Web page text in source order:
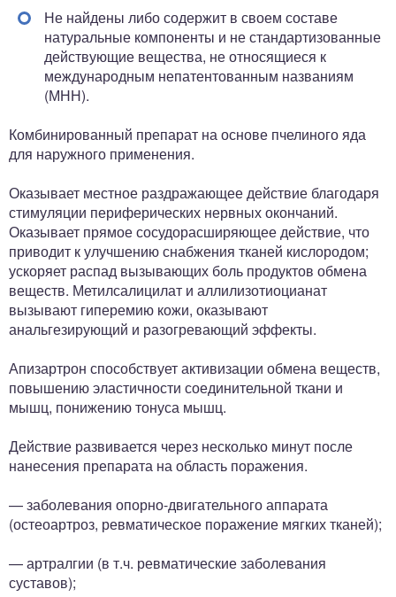
Не найдены либо содержит в своем составе
натуральные компоненты и не стандартизованные
действующие вещества, не относящиеся к
международным непатентованным названиям
(МНН).
Комбинированный препарат на основе пчелиного яда
для наружного применения.
Оказывает местное раздражающее действие благодаря
стимуляции периферических нервных окончаний.
Оказывает прямое сосудорасширяющее действие, что
приводит к улучшению снабжения тканей кислородом;
ускоряет распад вызывающих боль продуктов обмена
веществ. Метилсалицилат и аллилизотиоцианат
вызывают гиперемию кожи, оказывают
анальгезирующий и разогревающий эффекты.
Апизартрон способствует активизации обмена веществ,
повышению эластичности соединительной ткани и
мышц, понижению тонуса мышц.
Действие развивается через несколько минут после
нанесения препарата на область поражения.
— заболевания опорно-двигательного аппарата
(остеоартроз, ревматическое поражение мягких тканей);
— артралгии (в т.ч. ревматические заболевания
суставов);